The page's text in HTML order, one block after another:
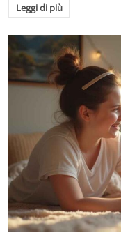
Leggi di più